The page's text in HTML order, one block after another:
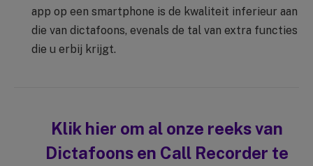
app op een smartphone is de kwaliteit inferieur aan
die van dictafoons, evenals de tal van extra functies
die u erbij krijgt.
Klik hier om al onze reeks van
Dictafoons en Call Recorder te